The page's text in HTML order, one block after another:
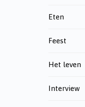
Eten
Feest
Het leven
Interview